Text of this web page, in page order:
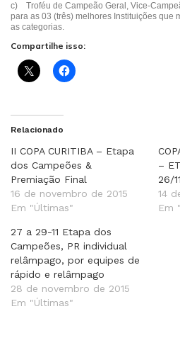
c) Troféu de Campeão Geral, Vice-
para as 03 (três) melhores Instituições que
as categorias.
Compartilhe isso:
Relacionado
II COPA CURITIBA – Etapa
dos Campeões &
Premiação Final
16 de novembro de 2015
Em "Últimas"
–
26/11
14
Em
27 a 29-11 Etapa dos
Campeões, PR individual
relâmpago, por equipes de
rápido e relâmpago
28 de novembro de 2015
Em "Últimas"